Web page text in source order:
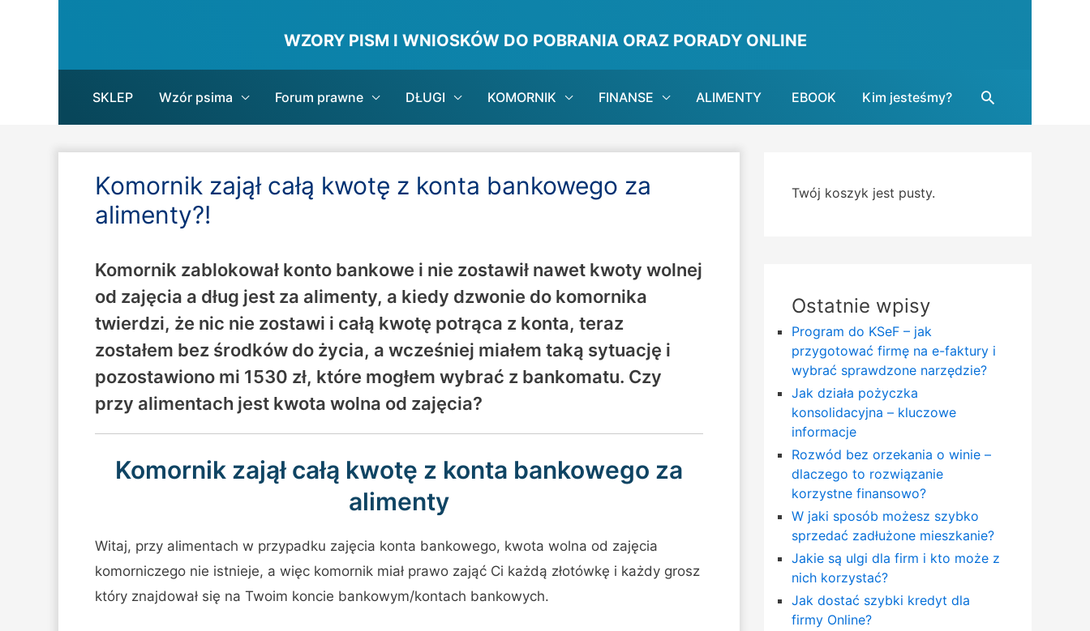
WZORY PISM I WNIOSKÓW DO POBRANIA ORAZ PORADY ONLINE
SKLEP Wzór psima Forum prawne DŁUGI KOMORNIK FINANSE ALIMENTY EBOOK Kim jesteśmy? Search
Komornik zajął całą kwotę z konta bankowego za
alimenty?!
Komornik zablokował konto bankowe i nie zostawił nawet kwoty wolnej
od zajęcia a dług jest za alimenty, a kiedy dzwonie do komornika
twierdzi, że nic nie zostawi i całą kwotę potrąca z konta, teraz
zostałem bez środków do życia, a wcześniej miałem taką sytuację i
pozostawiono mi 1530 zł, które mogłem wybrać z bankomatu. Czy
przy alimentach jest kwota wolna od zajęcia?
Komornik zajął całą kwotę z konta bankowego za
alimenty
Witaj, przy alimentach w przypadku zajęcia konta bankowego, kwota wolna od zajęcia
komorniczego nie istnieje, a więc komornik miał prawo zająć Ci każdą złotówkę i każdy grosz
który znajdował się na Twoim koncie bankowym/kontach bankowych.
Twój koszyk jest pusty.
Ostatnie wpisy
Program do KSeF – jak
przygotować firmę na e-faktury i
wybrać sprawdzone narzędzie?
Jak działa pożyczka
konsolidacyjna – kluczowe
informacje
Rozwód bez orzekania o winie –
dlaczego to rozwiązanie
korzystne finansowo?
W jaki sposób możesz szybko
sprzedać zadłużone mieszkanie?
Jakie są ulgi dla firm i kto może z
nich korzystać?
Jak dostać szybki kredyt dla
firmy Online?